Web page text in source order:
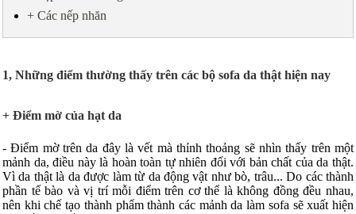
+ Các nếp nhăn
1, Những điểm thường thấy trên các bộ sofa da thật hiện nay
+ Điểm mờ của hạt da
- Điểm mờ trên da đây là vết mà thỉnh thoảng sẽ nhìn thấy trên một
mảnh da, điều này là hoàn toàn tự nhiên đối với bản chất của da thật.
Vì da thật là da được làm từ da động vật như bò, trâu... Do các thành
phần tế bào và vị trí mỗi điểm trên cơ thể là không đồng đều nhau,
nên khi chế tạo thành phẩm thành các mảnh da làm sofa sẽ xuất hiện